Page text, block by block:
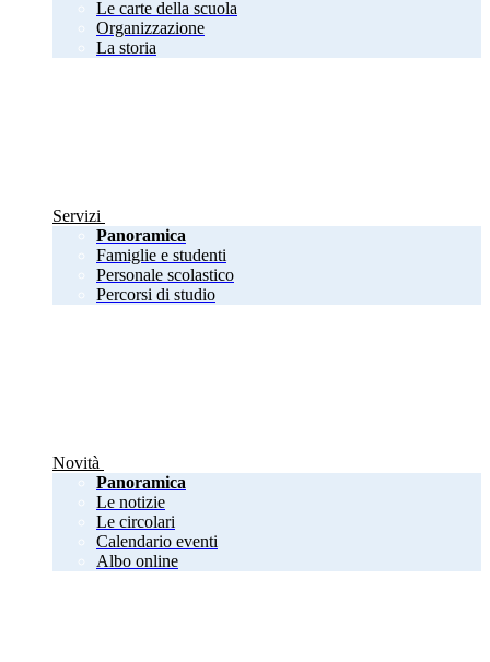
Le carte della scuola
Organizzazione
La storia
Servizi
Panoramica
Famiglie e studenti
Personale scolastico
Percorsi di studio
Novità
Panoramica
Le notizie
Le circolari
Calendario eventi
Albo online